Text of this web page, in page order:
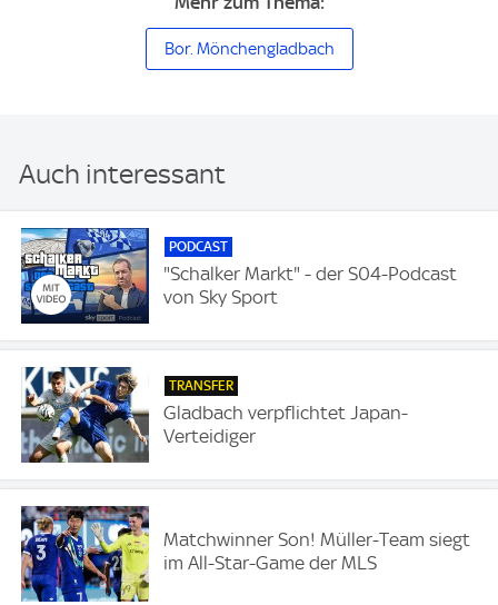
Bor. Mönchengladbach
Auch interessant
PODCAST
"Schalker Markt" - der S04-Podcast
von Sky Sport
TRANSFER
Gladbach verpflichtet Japan-
Verteidiger
Matchwinner Son! Müller-Team siegt
im All-Star-Game der MLS